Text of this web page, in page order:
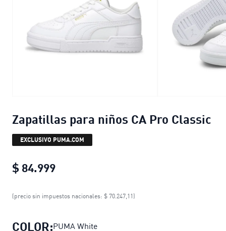
Zapatillas para niños CA Pro Classic
EXCLUSIVO PUMA.COM
$ 84.999
Zapatillas para niños CA Pro Classic
(precio sin impuestos nacionales: $ 70.247,11)
COLOR:PUMA White